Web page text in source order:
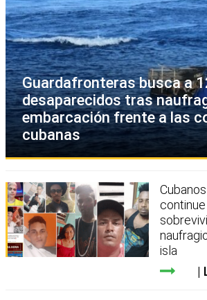
Guardafronteras busca a
desaparecidos tras
embarcación frente a las
cubanas
isla